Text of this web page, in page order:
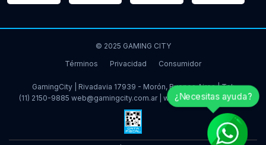
© 2025 GAMING CITY
Términos
Privacidad Consumidor
GamingCity | Rivadavia 17939 - Morón, Buenos Aires | Tel:
(11) 2150-9885 web@gamingcity.com.ar www.gamingcity.com.ar
¿Necesitas ayuda?